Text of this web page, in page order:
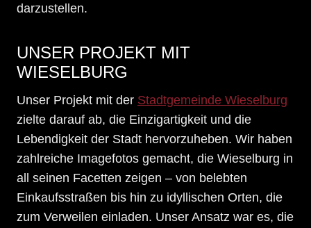
darzustellen.
UNSER PROJEKT MIT
WIESELBURG
Unser Projekt mit der Stadtgemeinde Wieselburg
zielte darauf ab, die Einzigartigkeit und die
Lebendigkeit der Stadt hervorzuheben. Wir haben
zahlreiche Imagefotos gemacht, die Wieselburg in
all seinen Facetten zeigen – von belebten
Einkaufsstraßen bis hin zu idyllischen Orten, die
zum Verweilen einladen. Unser Ansatz war es, die